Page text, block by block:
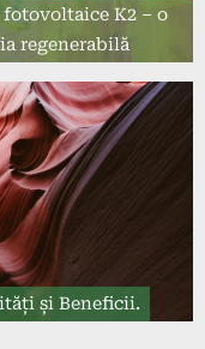
K2 – o
regenerabilă
și Beneficii.